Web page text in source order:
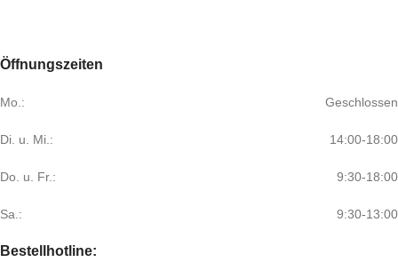
Öffnungszeiten
Mo.: Geschlossen
Di. u. Mi.: 14:00-18:00
Do. u. Fr.: 9:30-18:00
Sa.: 9:30-13:00
Bestellhotline: